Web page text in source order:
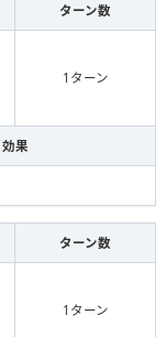
ターン数
1ターン
効果
ターン数
1ターン